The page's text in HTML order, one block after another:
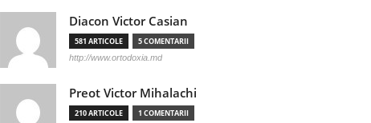
Diacon Victor Casian
581 ARTICOLE 5 COMENTARII
http://www.ortodoxia.md
Preot Victor Mihalachi
210 ARTICOLE 1 COMENTARII